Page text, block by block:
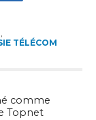
,
TÉLÉCOM
comme
Topnet